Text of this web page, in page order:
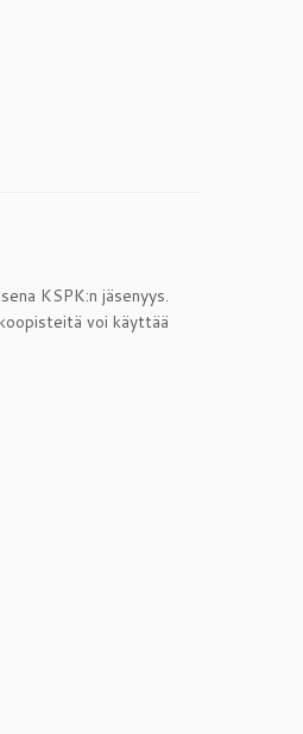
KSPK:n jäsenyys.
voi käyttää